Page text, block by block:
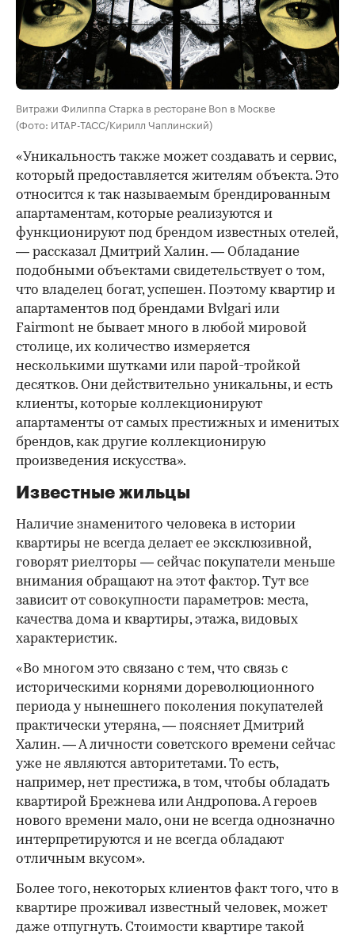
Витражи Филиппа Старка в ресторане Bon в Москве
(Фото: ИТАР-ТАСС/Кирилл Чаплинский)
«Уникальность также может создавать и сервис,
который предоставляется жителям объекта. Это
относится к так называемым брендированным
апартаментам, которые реализуются и
функционируют под брендом известных отелей,
— рассказал Дмитрий Халин. — Обладание
подобными объектами свидетельствует о том,
что владелец богат, успешен. Поэтому квартир и
апартаментов под брендами Bvlgari или
Fairmont не бывает много в любой мировой
столице, их количество измеряется
несколькими шутками или парой-тройкой
десятков. Они действительно уникальны, и есть
клиенты, которые коллекционируют
апартаменты от самых престижных и именитых
брендов, как другие коллекционирую
произведения искусства».
Известные жильцы
Наличие знаменитого человека в истории
квартиры не всегда делает ее эксклюзивной,
говорят риелторы — сейчас покупатели меньше
внимания обращают на этот фактор. Тут все
зависит от совокупности параметров: места,
качества дома и квартиры, этажа, видовых
характеристик.
«Во многом это связано с тем, что связь с
историческими корнями дореволюционного
периода у нынешнего поколения покупателей
практически утеряна, — поясняет Дмитрий
Халин. — А личности советского времени сейчас
уже не являются авторитетами. То есть,
например, нет престижа, в том, чтобы обладать
квартирой Брежнева или Андропова. А героев
нового времени мало, они не всегда однозначно
интерпретируются и не всегда обладают
отличным вкусом».
Более того, некоторых клиентов факт того, что в
квартире проживал известный человек, может
даже отпугнуть. Стоимости квартире такой